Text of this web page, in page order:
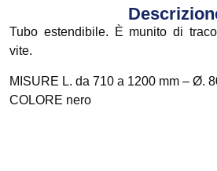
Tubo estendibile. È munito di
vite.
MISURE L. da 710 a 1200 mm – Ø.
COLORE nero